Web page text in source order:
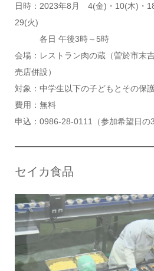
日時：2023年8月 4(金)・10(木)・
29(火)
各日 午後3時～5時
会場：レストラン肉の蔵（曽於市
売店併設）
対象：中学生以下の子どもとその保
費用：無料
申込：0986-28-0111（参加希望日の
セイカ食品